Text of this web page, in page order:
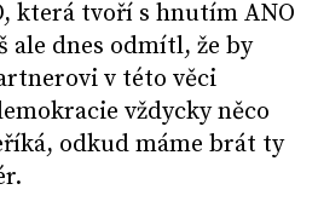
která tvoří s hnutím ANO
ale dnes odmítl, že by
v této věci
vždycky něco
odkud máme brát ty